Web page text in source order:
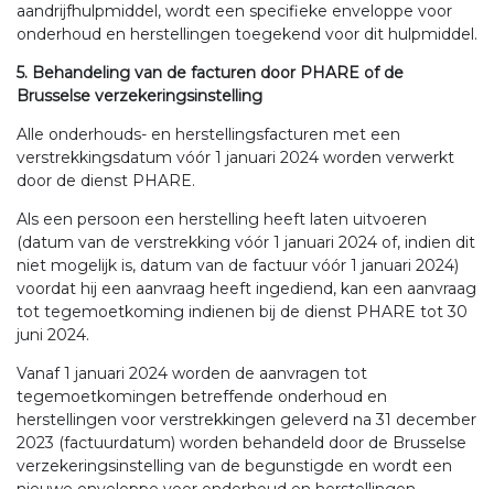
aandrijfhulpmiddel, wordt een specifieke enveloppe voor
onderhoud en herstellingen toegekend voor dit hulpmiddel.
5. Behandeling van de facturen door PHARE of de
Brusselse verzekeringsinstelling
Alle onderhouds- en herstellingsfacturen met een
verstrekkingsdatum vóór 1 januari 2024 worden verwerkt
door de dienst PHARE.
Als een persoon een herstelling heeft laten uitvoeren
(datum van de verstrekking vóór 1 januari 2024 of, indien dit
niet mogelijk is, datum van de factuur vóór 1 januari 2024)
voordat hij een aanvraag heeft ingediend, kan een aanvraag
tot tegemoetkoming indienen bij de dienst PHARE tot 30
juni 2024.
Vanaf 1 januari 2024 worden de aanvragen tot
tegemoetkomingen betreffende onderhoud en
herstellingen voor verstrekkingen geleverd na 31 december
2023 (factuurdatum) worden behandeld door de Brusselse
verzekeringsinstelling van de begunstigde en wordt een